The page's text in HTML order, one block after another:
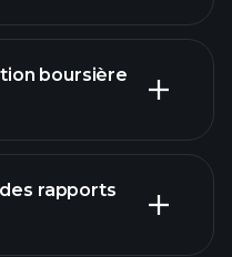
de ZSK
boursière
rapports